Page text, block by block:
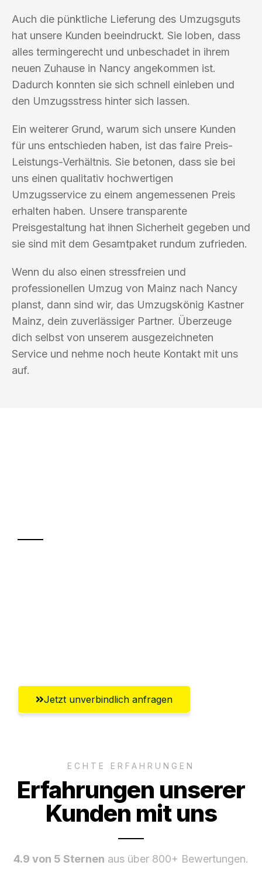
Auch die pünktliche Lieferung des Umzugsguts
hat unsere Kunden beeindruckt. Sie loben, dass
alles termingerecht und unbeschadet in ihrem
neuen Zuhause in Nancy angekommen ist.
Dadurch konnten sie sich schnell einleben und
den Umzugsstress hinter sich lassen.
Ein weiterer Grund, warum sich unsere Kunden
für uns entschieden haben, ist das faire Preis-
Leistungs-Verhältnis. Sie betonen, dass sie bei
uns einen qualitativ hochwertigen
Umzugsservice zu einem angemessenen Preis
erhalten haben. Unsere transparente
Preisgestaltung hat ihnen Sicherheit gegeben und
sie sind mit dem Gesamtpaket rundum zufrieden.
Wenn du also einen stressfreien und
professionellen Umzug von Mainz nach Nancy
planst, dann sind wir, das Umzugskönig Kastner
Mainz, dein zuverlässiger Partner. Überzeuge
dich selbst von unserem ausgezeichneten
Service und nehme noch heute Kontakt mit uns
auf.
Jetzt unverbindlich anfragen
ECHTE ERFAHRUNGEN
Erfahrungen unserer
Kunden mit uns
4.9 von 5 Sternen aus über 800+ Bewertungen.